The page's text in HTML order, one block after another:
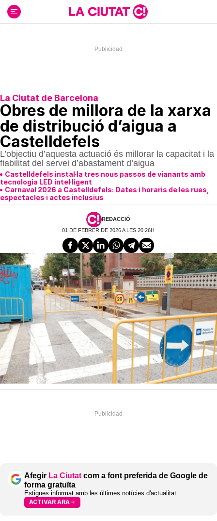
contenido
La Ciutat de Barcelona
Obres de millora de la xarxa
de distribució d’aigua a
Castelldefels
L’objectiu d’aquesta actuació és millorar la capacitat i la
fiabilitat del servei d’abastament d’aigua
Castelldefels instal·la tres nous passos de vianants amb
tecnologia LED intel·ligent
Carnaval 2026 a Castelldefels: Dates i horaris de les rues,
espectacles i actes inclusius
REDACCIÓ
01 DE FEBRER DE 2026 A LES 20:26H
Afegir La Ciutat com a font preferida de Google de
forma gratuïta
Estigues informat amb les últimes notícies d'actualitat
ACTIVAR ARA